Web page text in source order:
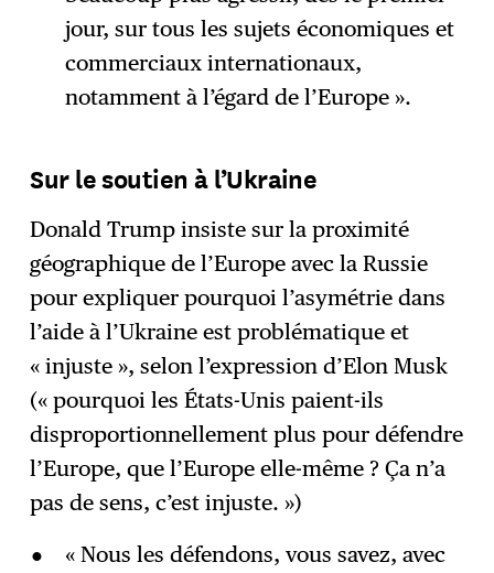
jour, sur tous les sujets économiques et
commerciaux internationaux,
notamment à l’égard de l’Europe ».
Sur le soutien à l’Ukraine
Donald Trump insiste sur la proximité
géographique de l’Europe avec la Russie
pour expliquer pourquoi l’asymétrie dans
l’aide à l’Ukraine est problématique et
« injuste », selon l’expression d’Elon Musk
(« pourquoi les États-Unis paient-ils
disproportionnellement plus pour défendre
l’Europe, que l’Europe elle-même ? Ça n’a
pas de sens, c’est injuste. »)
« Nous les défendons, vous savez, avec